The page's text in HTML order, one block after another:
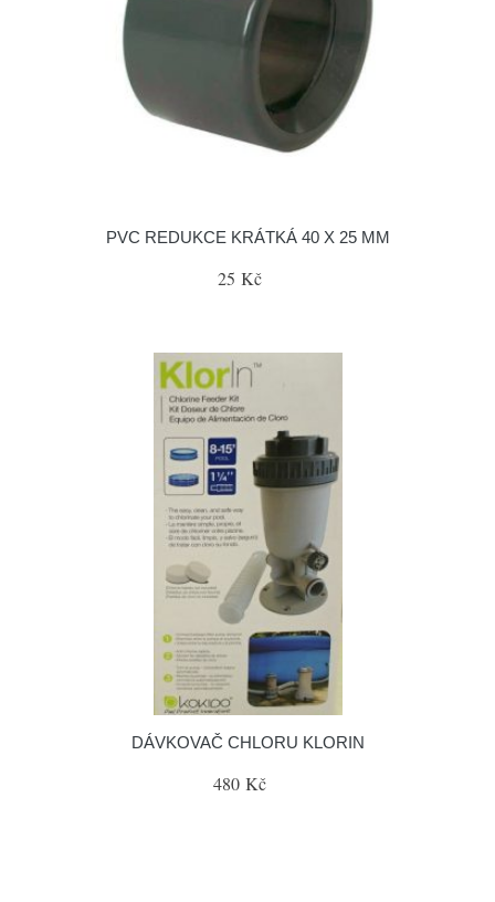
PVC REDUKCE KRÁTKÁ 40 X 25 MM
25 Kč
DÁVKOVAČ CHLORU KLORIN
480 Kč